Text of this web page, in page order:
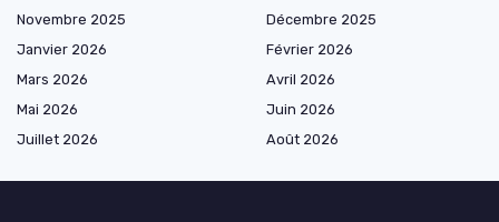
Novembre 2025
Décembre 2025
Janvier 2026
Février 2026
Mars 2026
Avril 2026
Mai 2026
Juin 2026
Juillet 2026
Août 2026